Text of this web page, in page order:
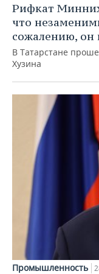
Рифкат
что
сожалению,
В Татарстане
Хузина
Промышленность